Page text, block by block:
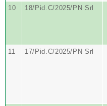
10
18/Pid.C/2025/PN Srl
11
17/Pid.C/2025/PN Srl